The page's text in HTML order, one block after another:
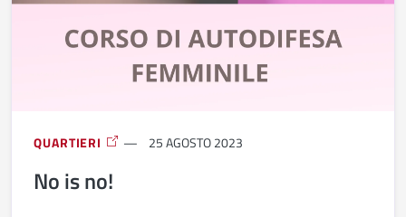
QUARTIERI 25 AGOSTO 2023
No is no!